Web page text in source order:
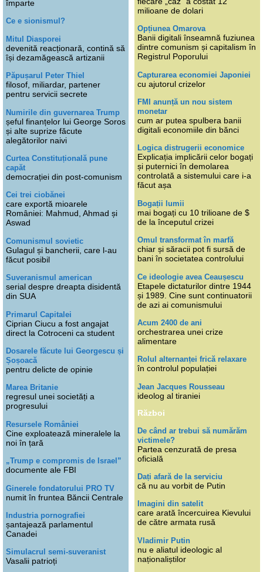
împarte
Ce e sionismul?
Mitul Diasporei
devenită reacționară, contină să
își dezamăgească artizanii
Păpușarul Peter Thiel
filosof, miliardar, partener
pentru servicii secrete
Numirile din guvernarea Trump
șeful finanțelor lui George Soros
și alte suprize făcute
alegătorilor naivi
Curtea Constituțională pune
capăt
democrației din post-comunism
Cei trei ciobănei
care exportă mioarele
României: Mahmud, Ahmad și
Aswad
Comunismul sovietic
Gulagul și bancherii, care l-au
făcut posibil
Suveranismul american
serial despre dreapta disidentă
din SUA
Primarul Capitalei
Ciprian Ciucu a fost angajat
direct la Cotroceni ca student
Dosarele făcute lui Georgescu și
Șoșoacă
pentru delicte de opinie
Marea Britanie
regresul unei societăți a
progresului
Resursele României
Cine exploatează mineralele la
noi în țară
„Trump e compromis de Israel”
documente ale FBI
Ginerele fondatorului PRO TV
numit în fruntea Băncii Centrale
Industria pornografiei
șantajează parlamentul
Canadei
Simulacrul semi-suveranist
Vasalii patrioți
milioane de dolari
Opțiunea Omarova
Banii digitali înseamnă fuziunea
dintre comunism și capitalism în
Registrul Poporului
Capturarea economiei Japoniei
cu ajutorul crizelor
FMI anunță un nou sistem
monetar
cum ar putea spulbera banii
digitali economiile din bănci
Logica distrugerii economice
Explicația implicării celor bogați
și puternici în demolarea
controlată a sistemului care i-a
făcut așa
Bogații lumii
mai bogați cu 10 trilioane de $
de la începutul crizei
Omul transformat în marfă
chiar și săracii pot fi sursă de
bani în societatea controlului
Ce ideologie avea Ceaușescu
Etapele dictaturilor dintre 1944
și 1989. Cine sunt continuatorii
de azi ai comunismului
Acum 2400 de ani
orchestrarea unei crize
alimentare
Rolul alternanței frică relaxare
în controlul populației
Jean Jacques Rousseau
ideolog al tiraniei
Război
De când ar trebui să numărăm
victimele?
Partea cenzurată de presa
oficială
Dați afară de la serviciu
că nu au vorbit de Putin
Imagini din satelit
care arată încercuirea Kievului
de către armata rusă
Vladimir Putin
nu e aliatul ideologic al
naționaliștilor